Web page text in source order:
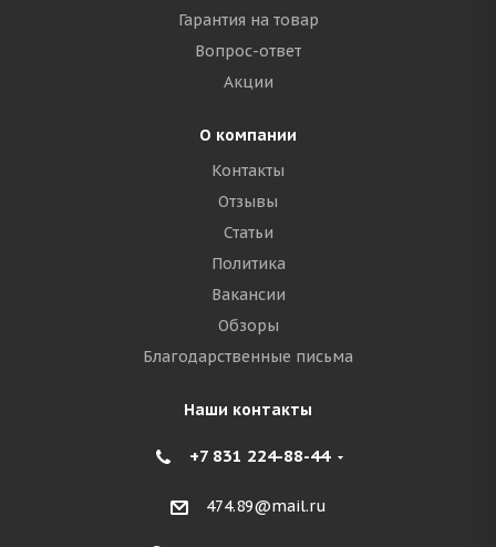
Гарантия на товар
Вопрос-ответ
Акции
О компании
Контакты
Отзывы
Статьи
Политика
Вакансии
Обзоры
Благодарственные письма
Наши контакты
+7 831 224-88-44
474.89@mail.ru